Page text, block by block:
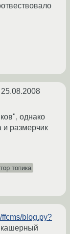
25.08.2008
однако
и размерчик
топика
blog.py?
кашерный